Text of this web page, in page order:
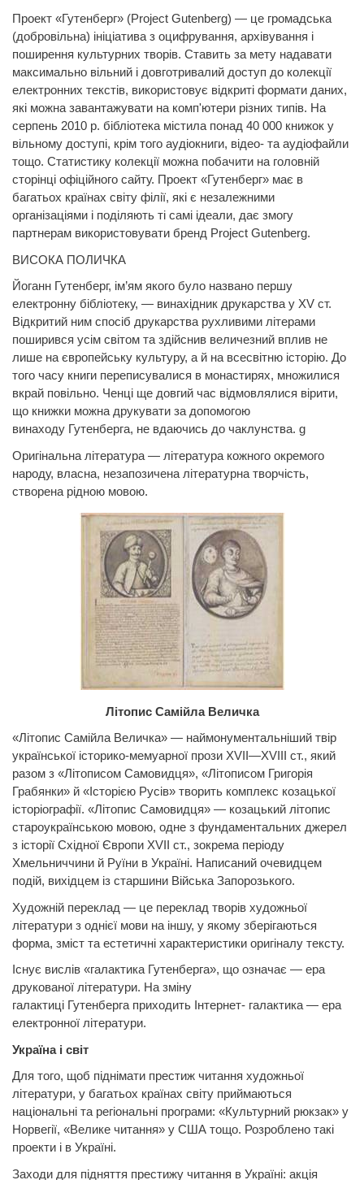
Проект «Гутенберг» (Project Gutenberg) — це громадська
(добровільна) ініціатива з оцифрування, архівування і
поширення культурних творів. Ставить за мету надавати
максимально вільний і довготривалий доступ до колекції
електронних текстів, використовує відкриті формати даних,
які можна завантажувати на комп'ютери різних типів. На
серпень 2010 р. бібліотека містила понад 40 000 книжок у
вільному доступі, крім того аудіокниги, відео- та аудіофайли
тощо. Статистику колекції можна побачити на головній
сторінці офіційного сайту. Проект «Гутенберг» має в
багатьох країнах світу філії, які є незалежними
організаціями і поділяють ті самі ідеали, дає змогу
партнерам використовувати бренд Project Gutenberg.
ВИСОКА ПОЛИЧКА
Йоганн Гутенберг, ім’ям якого було названо першу
електронну бібліотеку, — винахідник друкарства у XV ст.
Відкритий ним спосіб друкарства рухливими літерами
поширився усім світом та здійснив величезний вплив не
лише на європейську культуру, а й на всесвітню історію. До
того часу книги переписувалися в монастирях, множилися
вкрай повільно. Ченці ще довгий час відмовлялися вірити,
що книжки можна друкувати за допомогою
винаходу Гутенберга, не вдаючись до чаклунства. g
Оригінальна література — література кожного окремого
народу, власна, незапозичена літературна творчість,
створена рідною мовою.
Літопис Самійла Величка
«Літопис Самійла Величка» — наймонументальніший твір
української історико-мемуарної прози XVII—XVIII ст., який
разом з «Літописом Самовидця», «Літописом Григорія
Грабянки» й «Історією Русів» творить комплекс козацької
історіографії. «Літопис Самовидця» — козацький літопис
староукраїнською мовою, одне з фундаментальних джерел
з історії Східної Європи XVII ст., зокрема періоду
Хмельниччини й Руїни в Україні. Написаний очевидцем
подій, вихідцем із старшини Війська Запорозького.
Художній переклад — це переклад творів художньої
літератури з однієї мови на іншу, у якому зберігаються
форма, зміст та естетичні характеристики оригіналу тексту.
Існує вислів «галактика Гутенберга», що означає — ера
друкованої літератури. На зміну
галактиці Гутенберга приходить Інтернет- галактика — ера
електронної літератури.
Україна і світ
Для того, щоб піднімати престиж читання художньої
літератури, у багатьох країнах світу приймаються
національні та регіональні програми: «Культурний рюкзак» у
Норвегії, «Велике читання» у США тощо. Розроблено такі
проекти і в Україні.
Заходи для підняття престижу читання в Україні: акція